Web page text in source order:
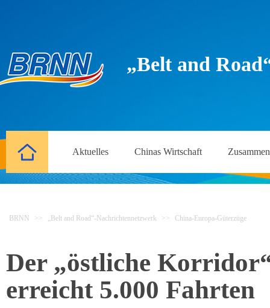
„Belt and
Aktuelles Chinas Wirtschaft
BRNN >> „Belt and Road“-Nachrichtennetzwerk >> China-Europa-Güterzüge
Der „östliche
erreicht 5.000 Fahrten